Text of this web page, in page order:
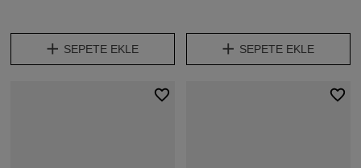
SEPETE EKLE SEPETE EKLE